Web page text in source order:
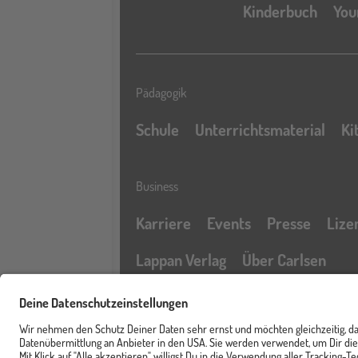
Profil
Merkzettel
Kinderbuch
Pädagogik
Schule Unterrichtsmaterial
Business
Karriere Events Presse
Lappan Verlag
Über Carlsen
Newsletter FAQ & Hilfe